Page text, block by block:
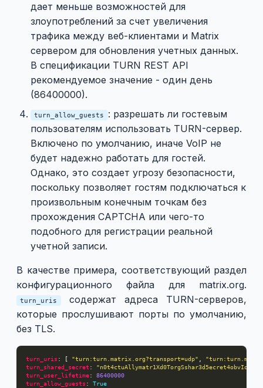
дает меньше возможностей для
злоупотреблений за счет увеличения
трафика между веб-клиентами и Matrix
сервером для обновления учетных данных.
В спецификации TURN REST API
рекомендуемое значение - один день
(86400000).
turn_allow_guests : разрешать ли гостевым
пользователям использовать TURN-сервер.
Включено по умолчанию, иначе VoIP не
будет надежно работать для гостей.
Однако, это создает угрозу безопасности,
поскольку позволяет гостям подключаться к
произвольным конечным точкам без
прохождения CAPTCHA или чего-то
подобного для регистрации реальной
учетной записи.
В качестве примера, соответствующий раздел
конфигурационного файла для matrix.org.
turn_uris содержат адреса TURN-серверов,
которые прослушивают порты по умолчанию,
без TLS.
turn_uris : [ "turn:turn.matrix.org?transport=udp"
turn_shared_secret :
turn_user_lifetime: 86400000
turn_allow_guests : True